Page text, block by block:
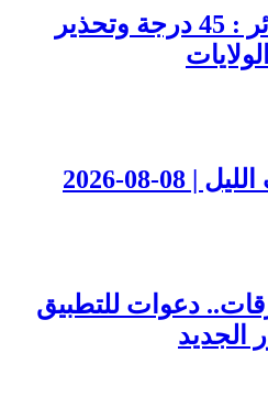
موجة الحر في الجزائر : 45 درجة وتحذير
08-2026
دعوات للتطبيق
الجديد